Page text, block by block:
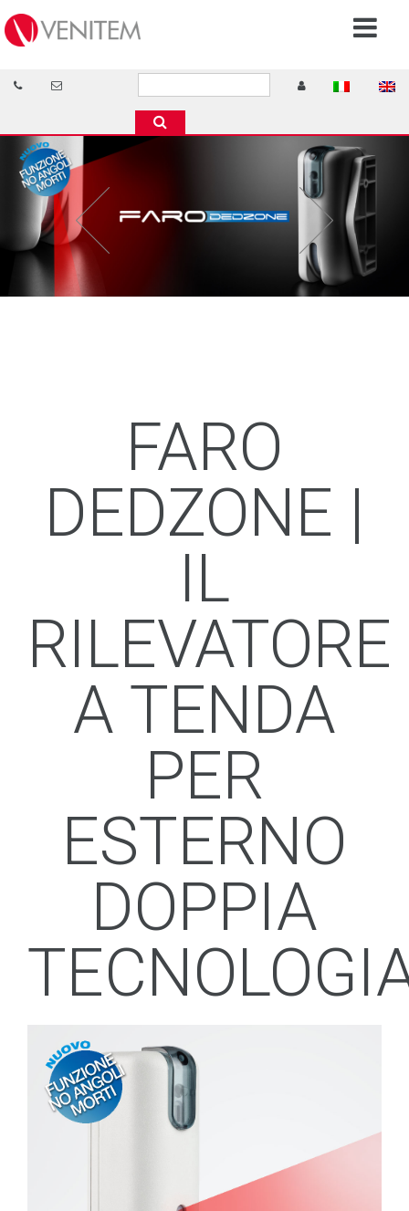
FARO
DEDZONE |
IL
RILEVATORE
A TENDA
PER
ESTERNO
DOPPIA